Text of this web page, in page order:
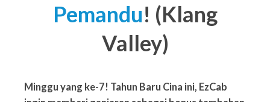
Pemandu! (Klang
Valley)
Minggu yang ke-7! Tahun Baru Cina ini, EzCab